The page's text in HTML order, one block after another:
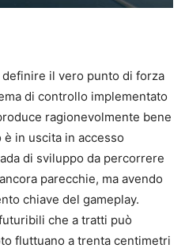
il vero punto di forza
di controllo implementato
ragionevolmente bene
è in uscita in accesso
di sviluppo da percorrere
parecchie, ma avendo
chiave del gameplay.
che a tratti può
fluttuano a trenta centimetri